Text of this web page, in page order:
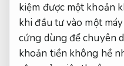
kiệm được một khoản
khi đầu tư vào một
cứng dùng để chuyên
khoản tiền không hề